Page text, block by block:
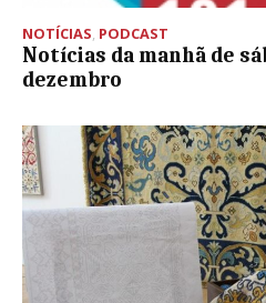
NOTÍCIAS, PODCAST
Notícias da manhã de
dezembro